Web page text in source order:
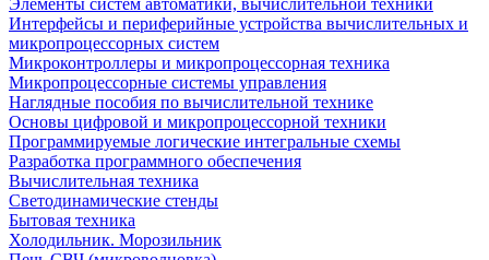
Элементы систем автоматики, вычислительной техники
Интерфейсы и периферийные устройства вычислительных и
микропроцессорных систем
Микроконтроллеры и микропроцессорная техника
Микропроцессорные системы управления
Наглядные пособия по вычислительной технике
Основы цифровой и микропроцессорной техники
Программируемые логические интегральные схемы
Разработка программного обеспечения
Вычислительная техника
Светодинамические стенды
Бытовая техника
Холодильник. Морозильник